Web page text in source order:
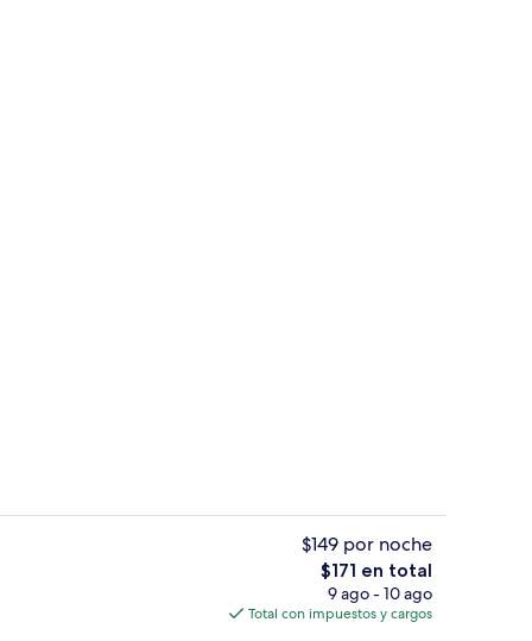
$149 por noche
El
precio
total
$171 en total
9 ago - 10 ago
Total con impuestos y cargos